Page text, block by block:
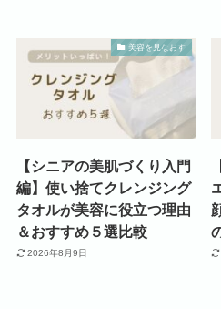
美容を見なおす
【シニアの美肌づくり入門
編】使い捨てクレンジング
タオルが美容に役立つ理由
＆おすすめ５選比較
2026年8月9日